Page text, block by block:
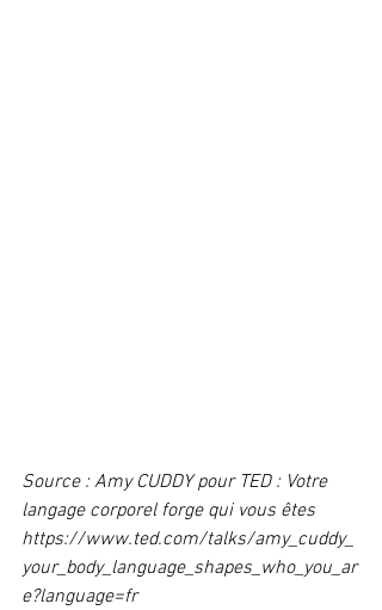
Source : Amy CUDDY pour TED : Votre
langage corporel forge qui vous êtes
https://www.ted.com/talks/amy_cuddy_
your_body_language_shapes_who_you_ar
e?language=fr